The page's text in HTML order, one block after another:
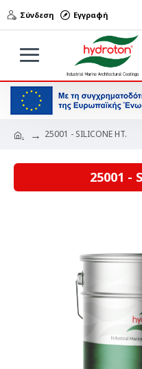
Σύνδεση Εγγραφή
. 25001 - SILICONE HT.
25001 -